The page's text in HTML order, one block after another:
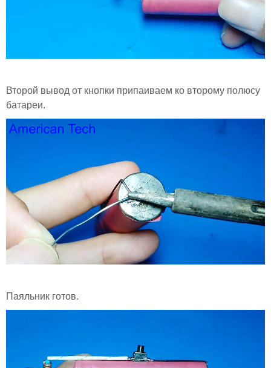
Второй вывод от кнопки припаиваем ко второму полюсу
батареи.
Паяльник готов.